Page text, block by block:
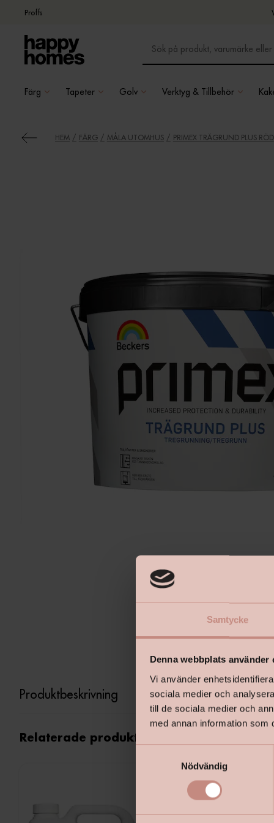
Samtycke
Denna webbplats använder
Vi använder
sociala medier och
till de sociala medier och
med annan information som
Nödvändig
Proffs
Färg Tapeter Golv Verktyg & Tillbehör
HEM FÄRG MÅLA UTOMHUS PRIMEX TRÄGRUND PLUS RÖD
Produktbeskrivning
Relaterade produkter